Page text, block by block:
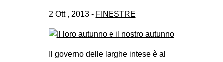
2 Ott , 2013 - FINESTRE
Il governo delle larghe intese è al